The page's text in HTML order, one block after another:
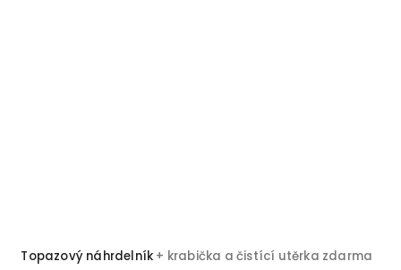
Topazový náhrdelník + krabička a čistící utěrka zdarma